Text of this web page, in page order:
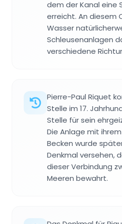
dem der Kanal eine
erreicht. An diesem
Wasser
Schleusenanlagen
verschiedene
Pierre-Paul Riquet
Stelle im 17.
Stelle für sein
Die Anlage mit
Becken wurde
Denkmal versehen,
dieser Verbindung
Meeren bewahrt.